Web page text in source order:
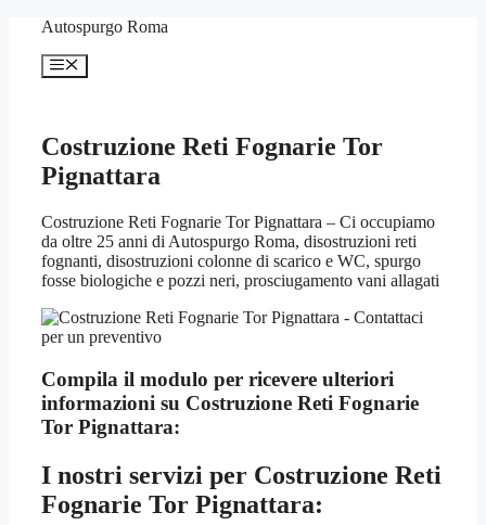
contenuto
Autospurgo Roma
Menu
Costruzione Reti Fognarie Tor
Pignattara
Costruzione Reti Fognarie Tor Pignattara – Ci occupiamo
da oltre 25 anni di Autospurgo Roma, disostruzioni reti
fognanti, disostruzioni colonne di scarico e WC, spurgo
fosse biologiche e pozzi neri, prosciugamento vani allagati
Compila il modulo per ricevere ulteriori
informazioni su Costruzione Reti Fognarie
Tor Pignattara:
I nostri servizi per Costruzione Reti
Fognarie Tor Pignattara: